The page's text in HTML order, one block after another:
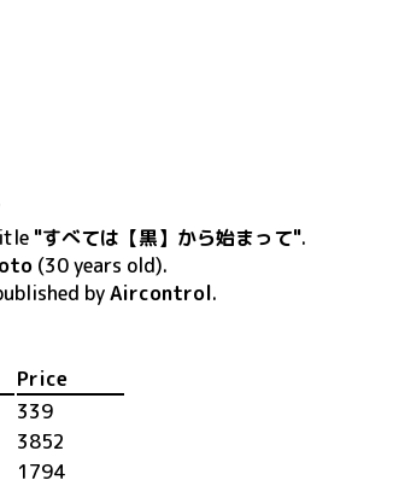
"すべては【黒】から始まって".
(30 years old).
byAircontrol.
Price
339
3852
1794